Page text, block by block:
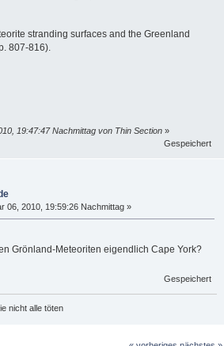
stranding surfaces and the Greenland
807-816).
19:47:47 Nachmittag von Thin Section »
Gespeichert
06, 2010, 19:59:26 Nachmittag »
Grönland-Meteoriten eigendlich Cape York?
Gespeichert
nicht alle töten